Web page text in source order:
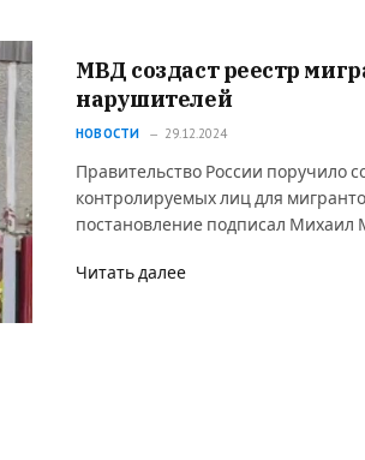
МВД создаст реестр
нарушителей
НОВОСТИ 29.12.2024
Правительство России поручило
контролируемых лиц для
постановление подписал
Читать далее